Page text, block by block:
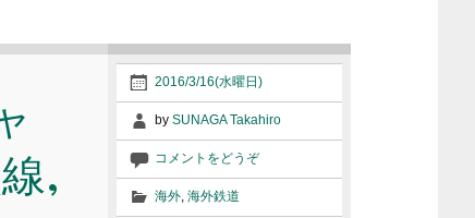
,
2016/3/16(水曜日)
bySUNAGA Takahiro
コメントをどうぞ
海外,海外鉄道